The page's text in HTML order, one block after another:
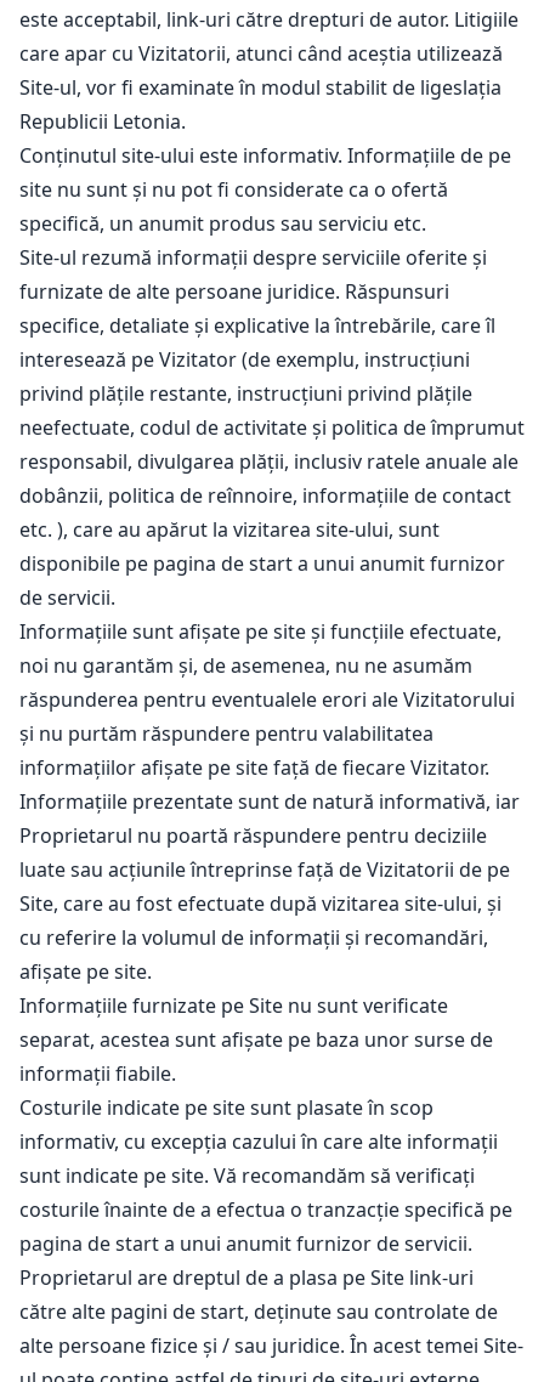
este acceptabil, link-uri către drepturi de autor. Litigiile
care apar cu Vizitatorii, atunci când aceștia utilizează
Site-ul, vor fi examinate în modul stabilit de ligeslația
Republicii Letonia.
Conținutul site-ului este informativ. Informațiile de pe
site nu sunt și nu pot fi considerate ca o ofertă
specifică, un anumit produs sau serviciu etc.
Site-ul rezumă informații despre serviciile oferite și
furnizate de alte persoane juridice. Răspunsuri
specifice, detaliate și explicative la întrebările, care îl
interesează pe Vizitator (de exemplu, instrucțiuni
privind plățile restante, instrucțiuni privind plățile
neefectuate, codul de activitate și politica de împrumut
responsabil, divulgarea plății, inclusiv ratele anuale ale
dobânzii, politica de reînnoire, informațiile de contact
etc. ), care au apărut la vizitarea site-ului, sunt
disponibile pe pagina de start a unui anumit furnizor
de servicii.
Informațiile sunt afișate pe site și funcțiile efectuate,
noi nu garantăm și, de asemenea, nu ne asumăm
răspunderea pentru eventualele erori ale Vizitatorului
și nu purtăm răspundere pentru valabilitatea
informațiilor afișate pe site față de fiecare Vizitator.
Informațiile prezentate sunt de natură informativă, iar
Proprietarul nu poartă răspundere pentru deciziile
luate sau acțiunile întreprinse față de Vizitatorii de pe
Site, care au fost efectuate după vizitarea site-ului, și
cu referire la volumul de informații și recomandări,
afișate pe site.
Informațiile furnizate pe Site nu sunt verificate
separat, acestea sunt afișate pe baza unor surse de
informații fiabile.
Costurile indicate pe site sunt plasate în scop
informativ, cu excepția cazului în care alte informații
sunt indicate pe site. Vă recomandăm să verificați
costurile înainte de a efectua o tranzacție specifică pe
pagina de start a unui anumit furnizor de servicii.
Proprietarul are dreptul de a plasa pe Site link-uri
către alte pagini de start, deținute sau controlate de
alte persoane fizice și / sau juridice. În acest temei Site-